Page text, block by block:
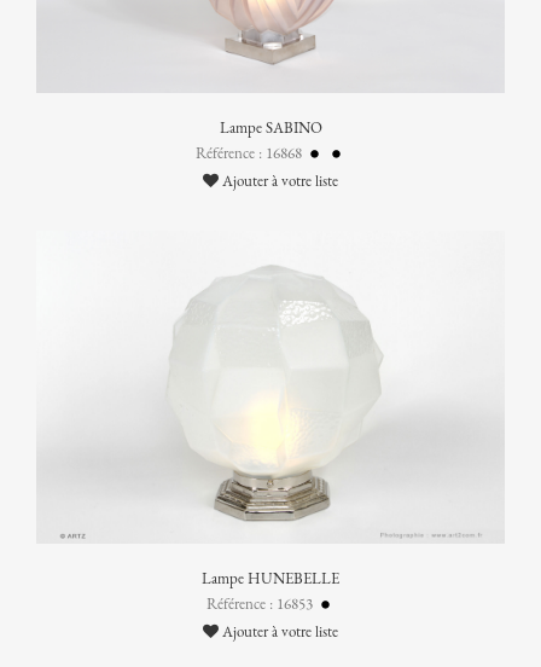
Lampe SABINO
Référence : 16868
Ajouter à votre liste
Lampe HUNEBELLE
Référence : 16853
Ajouter à votre liste